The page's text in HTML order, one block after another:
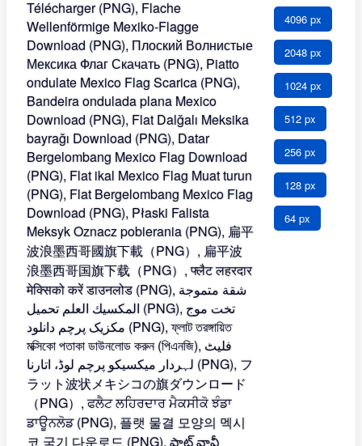
4096 px
2048 px
1024 px
512 px
256 px
128 px
64 px